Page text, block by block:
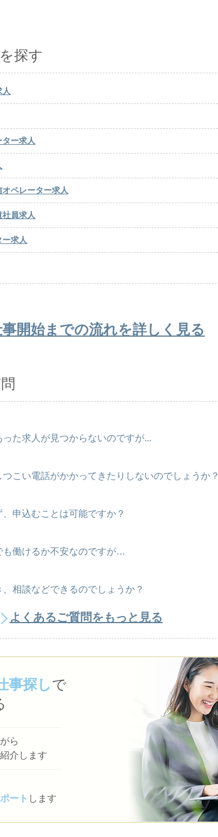
探す
ー求人
ペレーター求人
員求人
求人
開始までの流れを詳しく見る
た求人が見つからないのですが...
こい電話がかかってきたりしないのでしょうか？
申込むことは可能ですか？
も働けるか不安なのですが…
相談などできるのでしょうか？
よくあるご質問をもっと見る
事探しで
ら
介します
ート します